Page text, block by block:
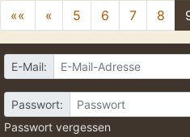
«« « 5 6 7 8
E-Mail:
Passwort:
Passwort vergessen